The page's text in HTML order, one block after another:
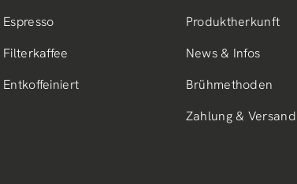
Espresso
Filterkaffee
Entkoffeiniert
Produktherkunft
News & Infos
Brühmethoden
Zahlung & Versand